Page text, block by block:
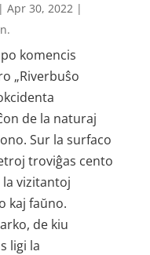
Apr 30, 2022|
komencis
„Riverbuŝo
de la naturaj
Sur la surfaco
troviĝas cento
vizitantoj
kaj faŭno.
de kiu
ligi la